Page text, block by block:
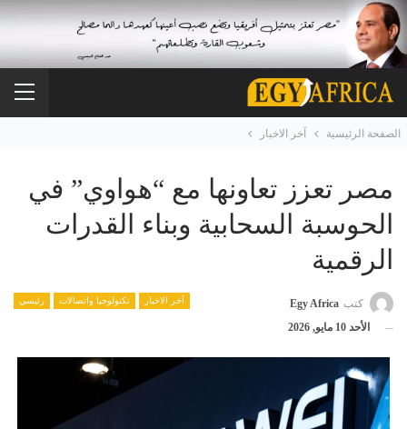
الصفحة الرئيسية آخر الاخبار
مصر تعزز تعاونها مع “هواوي” في
الحوسبة السحابية وبناء القدرات
الرقمية
آخر الاخبار تكنولوجيا واتصالات رئيسي كتب Egy Africa
الأحد 10 مايو, 2026